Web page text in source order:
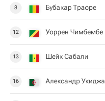
8 Бубакар Траоре
12 Уоррен Чимбембе
13 Шейк Сабали
16 Александр Укиджа